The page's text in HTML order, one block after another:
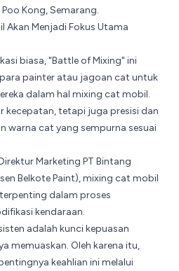
Kong, Semarang.
Akan Menjadi Fokus Utama
biasa, "Battle of Mixing" ini
painter atau jagoan cat untuk
dalam hal mixing cat mobil.
kecepatan, tetapi juga presisi dan
warna cat yang sempurna sesuai
Marketing PT Bintang
Belkote Paint), mixing cat mobil
dalam proses
kendaraan.
adalah kunci kepuasan
memuaskan. Oleh karena itu,
keahlian ini melalui